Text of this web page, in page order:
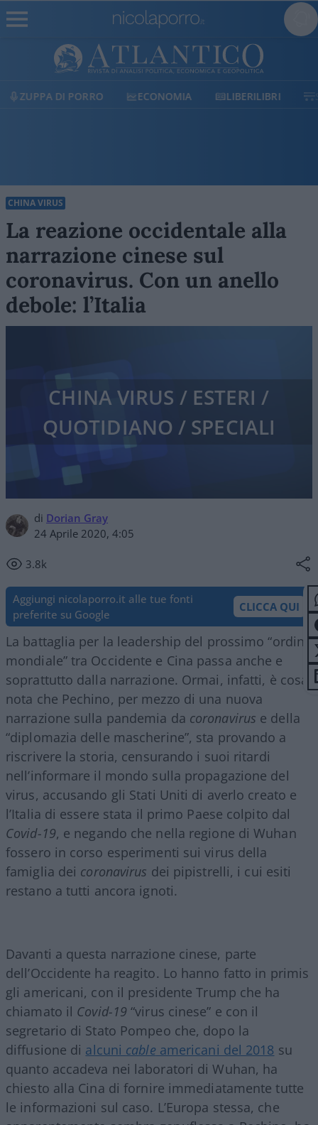
ECONOMIA LIBERILIBRI SHOP SOSTIENICI
CHINA VIRUS
La reazione occidentale alla
narrazione cinese sul
coronavirus. Con un anello
debole: l’Italia
di Dorian Gray
24 Aprile 2020, 4:05
3.8k
CHINA VIRUS / ESTERI /
QUOTIDIANO / SPECIALI
Aggiungi nicolaporro.it alle tue fonti
preferite su Google
CLICCA QUI
La battaglia per la leadership del prossimo “ordine
mondiale” tra Occidente e Cina passa anche e
soprattutto dalla narrazione. Ormai, infatti, è cosa
nota che Pechino, per mezzo di una nuova
narrazione sulla pandemia da coronavirus e della
“diplomazia delle mascherine”, sta provando a
riscrivere la storia, censurando i suoi ritardi
nell’informare il mondo sulla propagazione del
virus, accusando gli Stati Uniti di averlo creato e
l’Italia di essere stata il primo Paese colpito dal
Covid-19, e negando che nella regione di Wuhan
fossero in corso esperimenti sui virus della
famiglia dei coronavirus dei pipistrelli, i cui esiti
restano a tutti ancora ignoti.
Davanti a questa narrazione cinese, parte
dell’Occidente ha reagito. Lo hanno fatto in primis
gli americani, con il presidente Trump che ha
chiamato il Covid-19 “virus cinese” e con il
segretario di Stato Pompeo che, dopo la
diffusione di alcuni cableamericani del 2018 su
quanto accadeva nei laboratori di Wuhan, ha
chiesto alla Cina di fornire immediatamente tutte
le informazioni sul caso. L’Europa stessa, che